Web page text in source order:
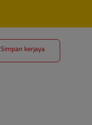
Simpan kerjayaPostbote für